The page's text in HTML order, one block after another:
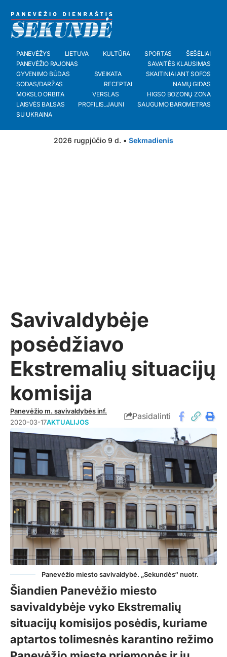
PANEVĖŽYS LIETUVA KULTŪRA SPORTAS
ŠEŠĖLIAI
PANEVĖŽIO RAJONAS
SAVAITĖS KLAUSIMAS
GYVENIMO BŪDAS
SVEIKATA
SKAITINIAI ANT SOFOS
SODAS/DARŽAS
RECEPTAI
NAMŲ GIDAS
MOKSLO ORBITA
VERSLAS
HIGSO BOZONŲ ZONA
LAISVĖS BALSAS
PROFILIS_JAUNI
SAUGUMO BAROMETRAS
SU UKRAINA
2026 rugpjūčio 9 d. • Sekmadienis
Savivaldybėje
posėdžiavo
Ekstremalių situacijų
komisija
Panevėžio m. savivaldybės inf.
2020-03-17AKTUALIJOS
Pasidalinti
Panevėžio miesto savivaldybė. „Sekundės“ nuotr.
Šiandien Panevėžio miesto
savivaldybėje vyko Ekstremalių
situacijų komisijos posėdis, kuriame
aptartos tolimesnės karantino režimo